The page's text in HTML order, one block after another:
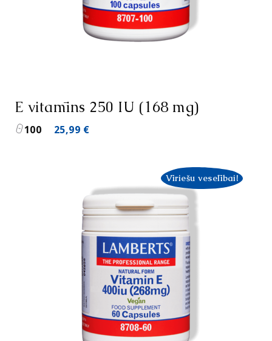
E vitamīns 250 IU (168 mg)
100 25,99 €
Vīriešu veselībai!